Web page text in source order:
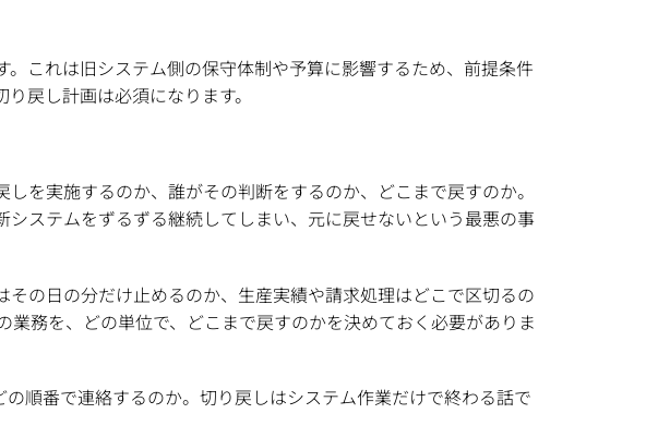
これは旧システム側の保守体制や予算に影響するため、前提条件
戻し計画は必須になります。
を実施するのか、誰がその判断をするのか、どこまで戻すのか。
ステムをずるずる継続してしまい、元に戻せないという最悪の事
の日の分だけ止めるのか、生産実績や請求処理はどこで区切るの
務を、どの単位で、どこまで戻すのかを決めておく必要がありま
順番で連絡するのか。切り戻しはシステム作業だけで終わる話で